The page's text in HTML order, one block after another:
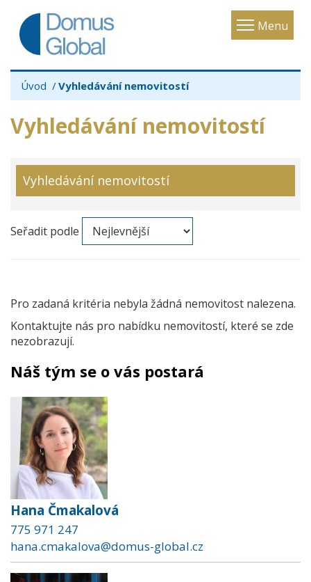
Menu
Toggle
Úvod Vyhledávání nemovitostí
Vyhledávání nemovitostí
Vyhledávání nemovitostí
Seřadit podle
Pro zadaná kritéria nebyla žádná nemovitost nalezena.
Kontaktujte nás pro nabídku nemovitostí, které se zde
nezobrazují.
Náš tým se o vás postará
Hana Čmakalová
775 971 247
hana.cmakalova@domus-global.cz